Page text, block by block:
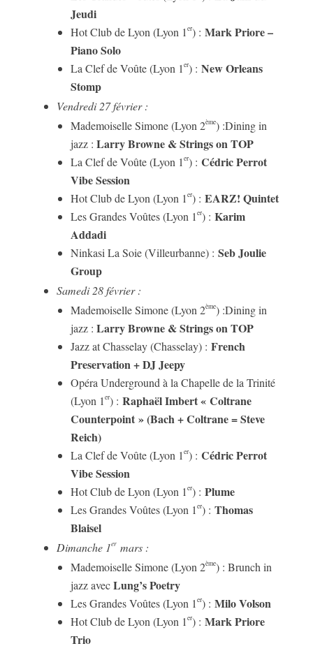
Jeudi
Hot Club de Lyon (Lyon 1 er) : Mark Priore –
Piano Solo
La Clef de Voûte (Lyon 1 er) : New Orleans
Stomp
Vendredi 27 février :
Mademoiselle Simone (Lyon 2ème) :Dining in
jazz : Larry Browne & Strings on TOP
La Clef de Voûte (Lyon 1 er) : Cédric Perrot
Vibe Session
Hot Club de Lyon (Lyon 1 er) : EARZ! Quintet
Les Grandes Voûtes (Lyon 1 er) : Karim
Addadi
Ninkasi La Soie (Villeurbanne) : Seb Joulie
Group
Samedi 28 février :
Mademoiselle Simone (Lyon 2ème) :Dining in
jazz : Larry Browne & Strings on TOP
Jazz at Chasselay (Chasselay) : French
Preservation + DJ Jeepy
Opéra Underground à la Chapelle de la Trinité
(Lyon 1 er) : Raphaël Imbert « Coltrane
Counterpoint » (Bach + Coltrane = Steve
Reich)
La Clef de Voûte (Lyon 1 er) : Cédric Perrot
Vibe Session
Hot Club de Lyon (Lyon 1 er) : Plume
Les Grandes Voûtes (Lyon 1 er) : Thomas
Blaisel
Dimanche 1ermars :
Mademoiselle Simone (Lyon 2ème) : Brunch in
jazz avecLung’s Poetry
Les Grandes Voûtes (Lyon 1 er) : Milo Volson
Hot Club de Lyon (Lyon 1 er) : Mark Priore
Trio